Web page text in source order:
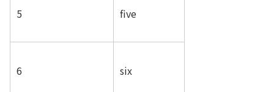
5 five
6 six